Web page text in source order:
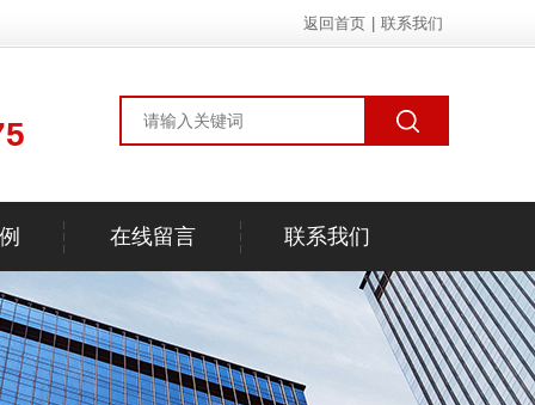
返回首页 联系我们
在线留言 联系我们